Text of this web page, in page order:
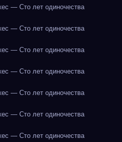
— Сто лет одиночества
— Сто лет одиночества
— Сто лет одиночества
— Сто лет одиночества
— Сто лет одиночества
— Сто лет одиночества
— Сто лет одиночества